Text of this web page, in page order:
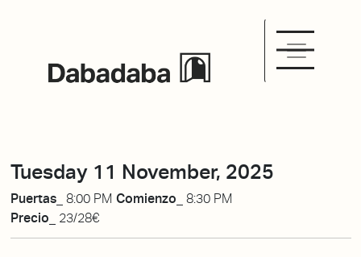
Tuesday 11 November, 2025
Puertas_ 8:00 PM Comienzo_ 8:30 PM
Precio_ 23/28€